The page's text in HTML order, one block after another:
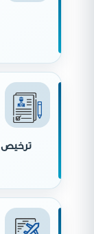
ترخيص